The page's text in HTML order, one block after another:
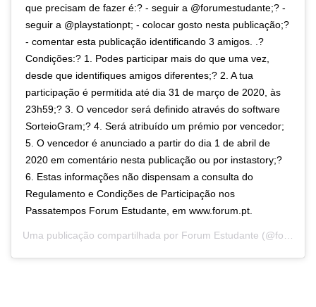
que precisam de fazer é:? - seguir a @forumestudante;? -
seguir a @playstationpt; - colocar gosto nesta publicação;?
- comentar esta publicação identificando 3 amigos. .?
Condições:? 1. Podes participar mais do que uma vez,
desde que identifiques amigos diferentes;? 2. A tua
participação é permitida até dia 31 de março de 2020, às
23h59;? 3. O vencedor será definido através do software
SorteioGram;? 4. Será atribuído um prémio por vencedor;
5. O vencedor é anunciado a partir do dia 1 de abril de
2020 em comentário nesta publicação ou por instastory;?
6. Estas informações não dispensam a consulta do
Regulamento e Condições de Participação nos
Passatempos Forum Estudante, em www.forum.pt.
Uma publicação compartilhada por Forum Estudante (@forumestudante) em